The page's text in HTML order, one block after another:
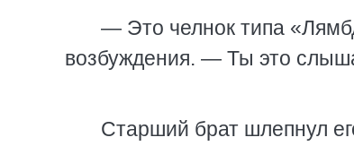
— Это челнок типа
возбуждения. — Ты это
Старший брат шлепнул